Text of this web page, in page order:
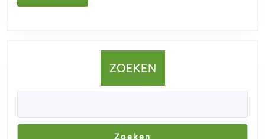
MEER
ZOEKEN
Zoeken